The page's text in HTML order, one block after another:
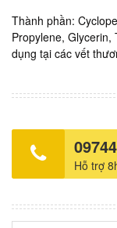
Thành phần:
Propylene,
dụng tại các vết
ngứa, tấy đỏ và tạo
400.000vnd/ tuýp
Hỗ trợ